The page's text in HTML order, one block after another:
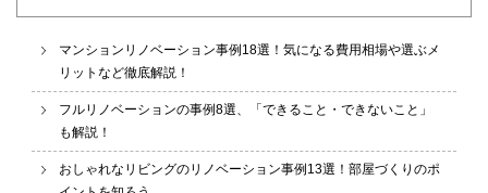
マンションリノベーション事例18選！気になる費用相場や選ぶメ
リットなど徹底解説！
フルリノベーションの事例8選、「できること・できないこと」
も解説！
おしゃれなリビングのリノベーション事例13選！部屋づくりのポ